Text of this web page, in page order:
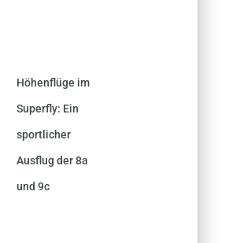
Höhenflüge im
Superfly: Ein
sportlicher
Ausflug der 8a
und 9c